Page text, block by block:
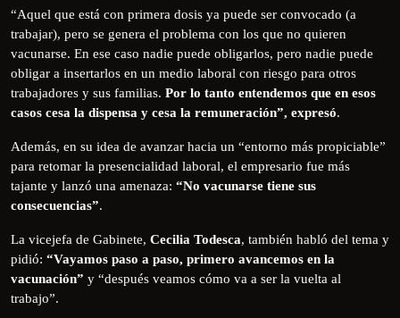
“Aquel que está con primera dosis ya puede ser convocado (a
trabajar), pero se genera el problema con los que no quieren
vacunarse. En ese caso nadie puede obligarlos, pero nadie puede
obligar a insertarlos en un medio laboral con riesgo para otros
trabajadores y sus familias. Por lo tanto entendemos que en esos
casos cesa la dispensa y cesa la remuneración”, expresó.
Además, en su idea de avanzar hacia un “entorno más propiciable”
para retomar la presencialidad laboral, el empresario fue más
tajante y lanzó una amenaza: “No vacunarse tiene sus
consecuencias”.
La vicejefa de Gabinete, Cecilia Todesca, también habló del tema y
pidió: “Vayamos paso a paso, primero avancemos en la
vacunación” y “después veamos cómo va a ser la vuelta al
trabajo”.